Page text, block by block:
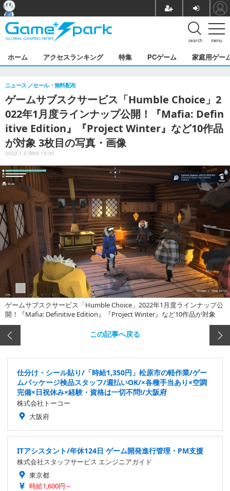
menu
search
ホーム アクセスランキング 特集 PCゲーム 家庭用ゲー
ゲームサブスクサービス「Humble Choice」2
022年1月度ラインナップ公開！『Mafia: Defin
itive Edition』『Project Winter』など10作品
が対象 3枚目の写真・画像
ニュース セール・無料配布
2022.1.5 Wed 19:00
ゲームサブスクサービス「Humble Choice」2022年1月度ラインナップ公
開！『Mafia: Definitive Edition』『Project Winter』など10作品が対象
この記事へ戻る
仕分け・シール貼り/「時給1,350円」松原市の軽作業/ゲー
ムパッケージ検品スタッフ/週払いOK/×各種手当あり×空調
完備×日祝休み×経験・資格は一切不問!/大阪府
株式会社トーコー
大阪府
ITアシスタント/年休124日 ゲーム開発進行管理・PM支援
株式会社スタッフサービス エンジニアガイド
東京都
時給1,600円～